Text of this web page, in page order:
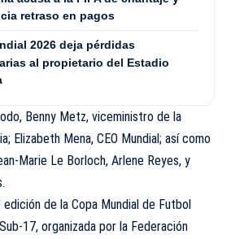
retraso en pagos
2026 deja pérdidas
al propietario del Estadio
Benny Metz, viceministro de la
Elizabeth Mena, CEO Mundial; así como
Marie Le Borloch, Arlene Reyes, y
edición de la Copa Mundial de Futbol
17, organizada por la Federación